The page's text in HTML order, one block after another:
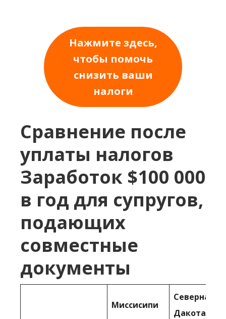
Нажмите здесь,
чтобы помочь
снизить ваши
налоги
Сравнение после
уплаты налогов
Заработок $100 000
в год для супругов,
подающих
совместные
документы
Миссисипи
Северная
Дакота